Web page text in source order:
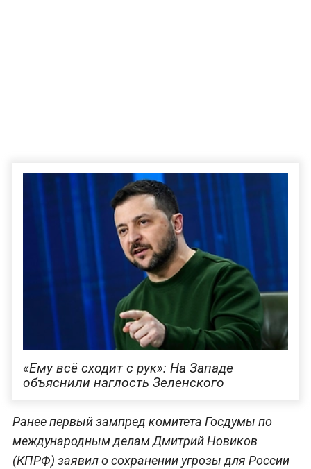
«Ему всё сходит с рук»: На Западе
объяснили наглость Зеленского
Ранее первый зампред комитета Госдумы по
международным делам Дмитрий Новиков
(КПРФ) заявил о сохранении угрозы для России